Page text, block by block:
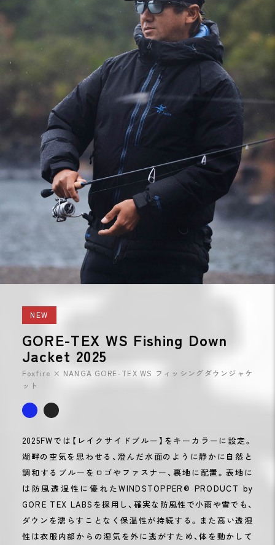
NEW
GORE-TEX WS Fishing Down
Jacket 2025
Foxfire × NANGA GORE-TEX WS フィッシングダウンジャケ
ット
2025FWでは【レイクサイドブルー】をキーカラーに設定。
湖畔の空気を思わせる、澄んだ水面のように静かに自然と
調和するブルーをロゴやファスナー、裏地に配置。表地に
は防風透湿性に優れたWINDSTOPPER® PRODUCT by
GORE TEX LABSを採用し、確実な防風性で小雨や雪でも、
ダウンを濡らすことなく保温性が持続する。また高い透湿
性は衣服内部からの湿気を外に逃がすため、体を動かして